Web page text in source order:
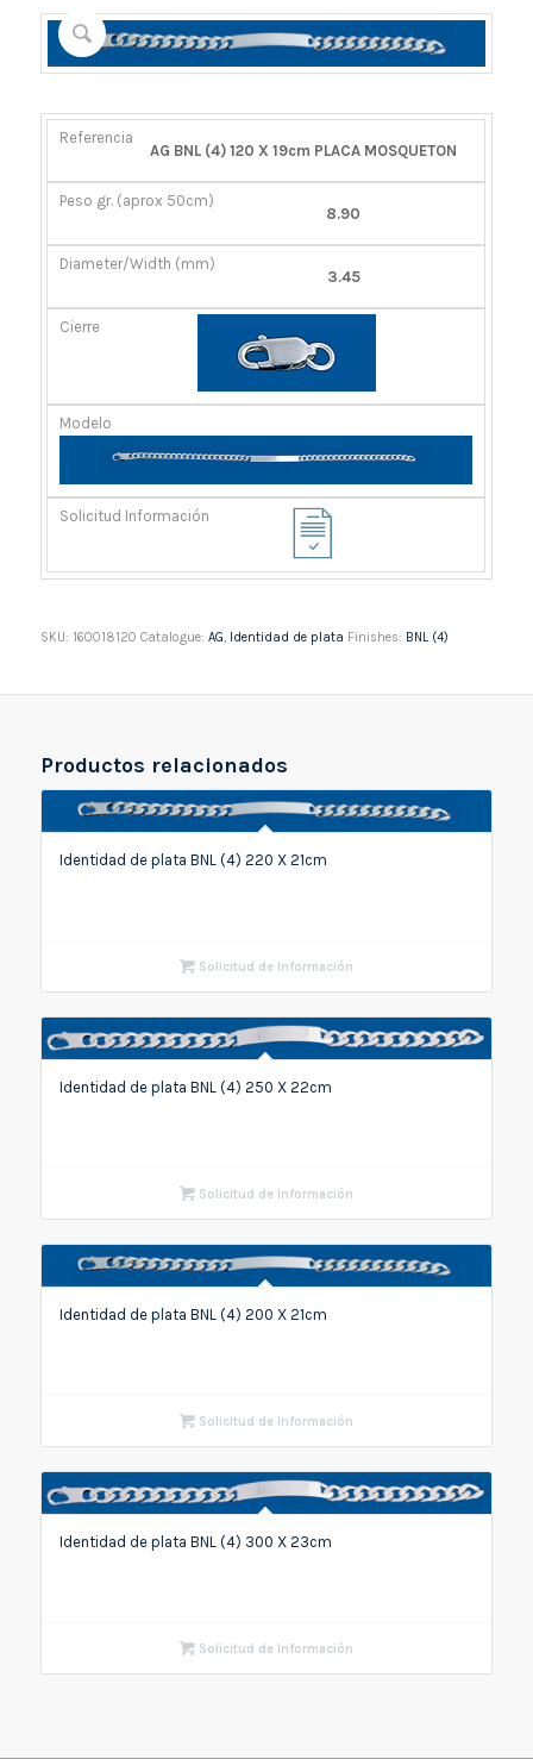
REFERENCIA
PESO
(APROX
DIÁMETRO/ANCHO CIERRE
AG BNL (4) 120 X 19cm PLACA MOSQUETON
8.90
3.45
SKU: 160018120 Catalogue: AG Identidad de plata Finishes: BNL (4)
Productos relacionados
Identidad de plata BNL (4) 220 X 21cm
Solicitud de Información
Identidad de plata BNL (4) 250 X 22cm
Solicitud de Información
Identidad de plata BNL (4) 200 X 21cm
Solicitud de Información
Identidad de plata BNL (4) 300 X 23cm
Solicitud de Información